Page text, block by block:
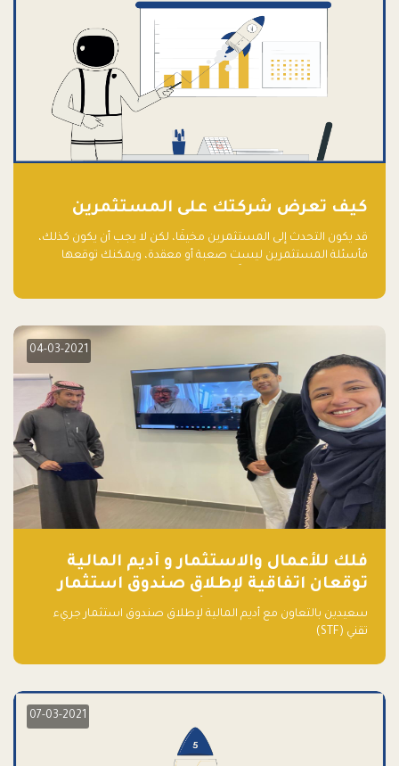
كيف تعرض شركتك على المستثمرين
قد يكون التحدث إلى المستثمرين مخيفًا، لكن لا يجب أن يكون كذلك،
فأسئلة المستثمرين ليست صعبة أو معقدة، ويمكنك توقعها
04-03-2021
فلك للأعمال والاستثمار و أديم المالية
توقعان اتفاقية لإطلاق صندوق استثمار
جريء تقني (STF) - مشغل من قبل فـلك
سعيدين بالتعاون مع أديم المالية لإطلاق صندوق استثمار جريء
تقني (STF)
07-03-2021